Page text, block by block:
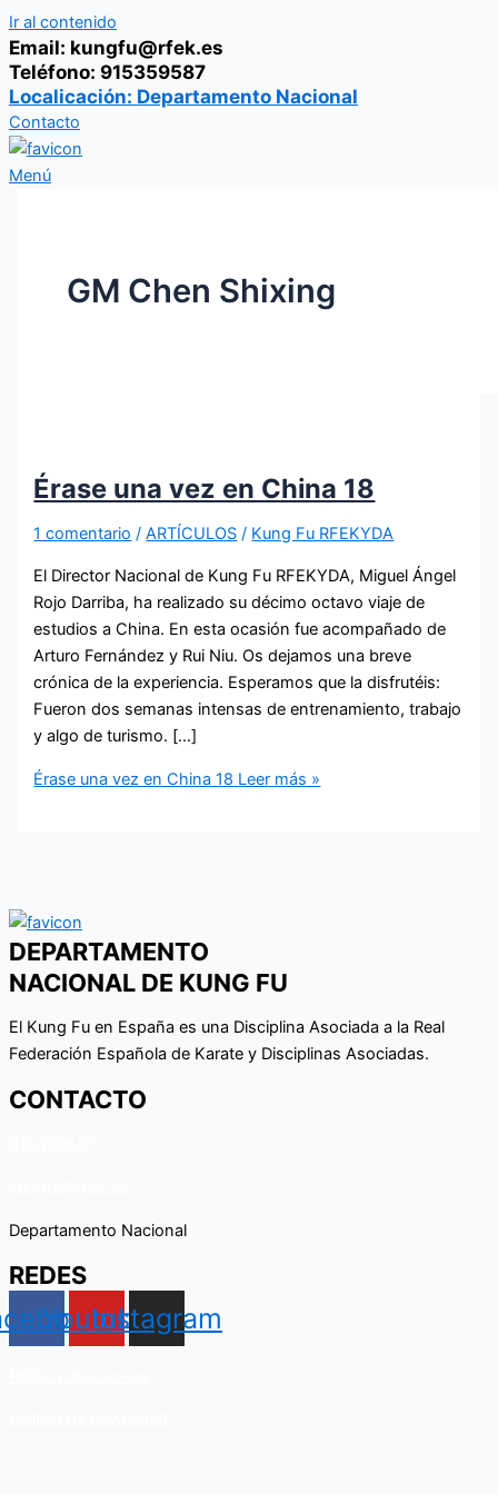
Ir al contenido
Email: kungfu@rfek.es
Teléfono: 915359587
Localicación: Departamento Nacional
Contacto
Menú
GM Chen Shixing
Érase una vez en China 18
1 comentario /ARTÍCULOS / Kung Fu RFEKYDA
El Director Nacional de Kung Fu RFEKYDA, Miguel Ángel
Rojo Darriba, ha realizado su décimo octavo viaje de
estudios a China. En esta ocasión fue acompañado de
Arturo Fernández y Rui Niu. Os dejamos una breve
crónica de la experiencia. Esperamos que la disfrutéis:
Fueron dos semanas intensas de entrenamiento, trabajo
y algo de turismo. […]
Érase una vez en China 18 Leer más »
DEPARTAMENTO
NACIONAL DE KUNG FU
El Kung Fu en España es una Disciplina Asociada a la Real
Federación Española de Karate y Disciplinas Asociadas.
CONTACTO
Departamento Nacional
REDES
Youtube
Instagram